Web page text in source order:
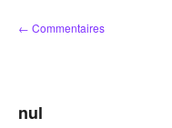
Aller
au
← Commentaires
nul